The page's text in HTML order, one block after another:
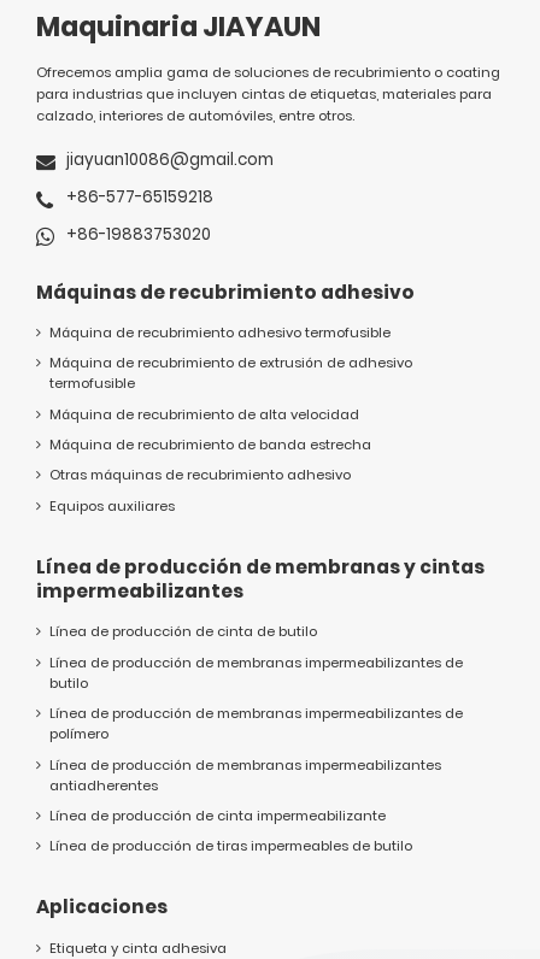
Maquinaria JIAYAUN
Ofrecemos amplia gama de soluciones de recubrimiento o coating
para industrias que incluyen cintas de etiquetas, materiales para
calzado, interiores de automóviles, entre otros.
jiayuan10086@gmail.com
+86-577-65159218
+86-19883753020
Máquinas de recubrimiento adhesivo
Máquina de recubrimiento adhesivo termofusible
Máquina de recubrimiento de extrusión de adhesivo
termofusible
Máquina de recubrimiento de alta velocidad
Máquina de recubrimiento de banda estrecha
Otras máquinas de recubrimiento adhesivo
Equipos auxiliares
Línea de producción de membranas y cintas
impermeabilizantes
Línea de producción de cinta de butilo
Línea de producción de membranas impermeabilizantes de
butilo
Línea de producción de membranas impermeabilizantes de
polímero
Línea de producción de membranas impermeabilizantes
antiadherentes
Línea de producción de cinta impermeabilizante
Línea de producción de tiras impermeables de butilo
Aplicaciones
Etiqueta y cinta adhesiva